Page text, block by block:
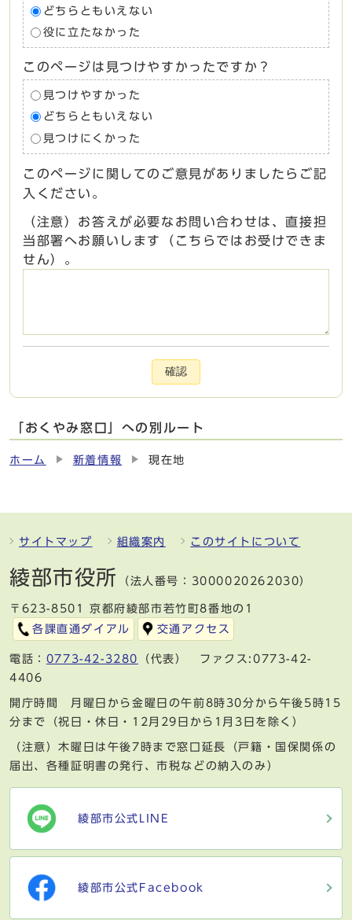
どちらともいえない
役に立たなかった
このページは見つけやすかったですか？
見つけやすかった
どちらともいえない
見つけにくかった
このページに関してのご意見がありましたらご記
入ください。
（注意）お答えが必要なお問い合わせは、直接担
当部署へお願いします（こちらではお受けできま
せん）。
確認
「おくやみ窓口」への別ルート
ホーム 新着情報 現在地
サイトマップ 組織案内 このサイトについて
綾部市役所 （法人番号：3000020262030）
〒623-8501 京都府綾部市若竹町8番地の1
各課直通ダイアル
交通アクセス
電話： 0773-42-3280
（代表） ファクス:0773-42-
4406
開庁時間 月曜日から金曜日の午前8時30分から午後5時15
分まで（祝日・休日・12月29日から1月3日を除く）
（注意）木曜日は午後7時まで窓口延長（戸籍・国保関係の
届出、各種証明書の発行、市税などの納入のみ）
綾部市公式LINE
綾部市公式Facebook